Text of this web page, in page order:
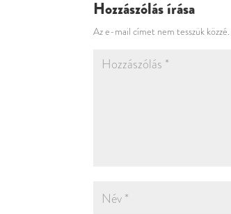
Hozzászólás írása
Az e-mail címet nem tesszük közzé.